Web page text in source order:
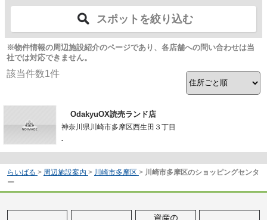
スポットを絞り込む
※物件情報の周辺施設紹介のページであり、各店舗への問い合わせは当
社では対応できません。
該当件数1件
OdakyuOX読売ランド店
神奈川県川崎市多摩区西生田３丁目
-
らいばる > 周辺施設案内 > 川崎市多摩区 > 川崎市多摩区のショッピングセンタ
ー
資産の